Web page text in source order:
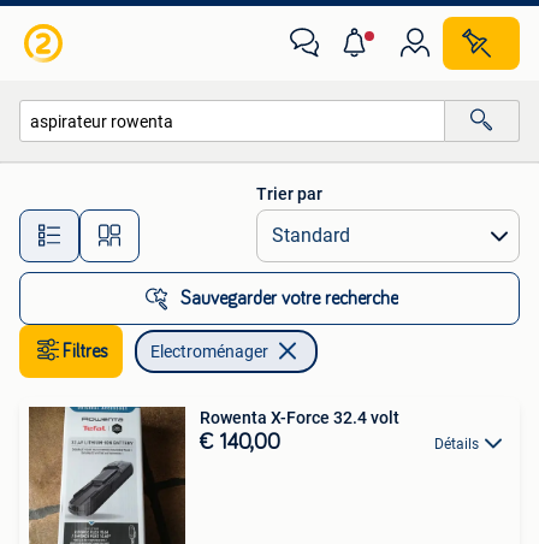
Toutes les distances…
Trier par
Sauvegarder votre recherche
Filtres Electroménager
Rowenta X-Force 32.4 volt
€ 140,00 Détails